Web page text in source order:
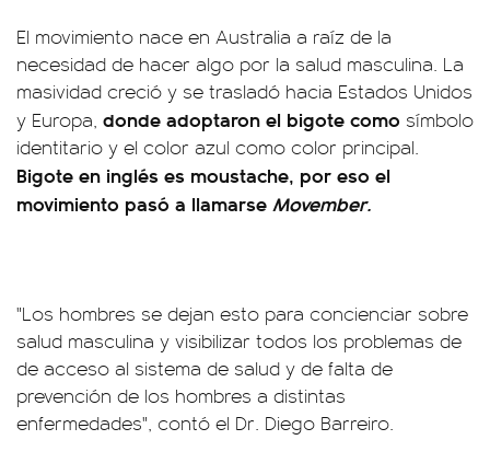
El movimiento nace en Australia a raíz de la
necesidad de hacer algo por la salud masculina. La
masividad creció y se trasladó hacia Estados Unidos
y Europa, donde adoptaron el bigote como símbolo
identitario y el color azul como color principal.
Bigote en inglés es moustache, por eso el
movimiento pasó a llamarse Movember.
"Los hombres se dejan esto para concienciar sobre
salud masculina y visibilizar todos los problemas de
de acceso al sistema de salud y de falta de
prevención de los hombres a distintas
enfermedades", contó el Dr. Diego Barreiro.